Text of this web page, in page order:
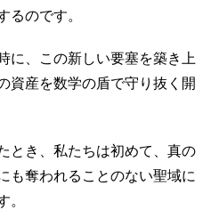
るのです。
に、この新しい要塞を築き上
資産を数学の盾で守り抜く開
とき、私たちは初めて、真の
も奪われることのない聖域に
。